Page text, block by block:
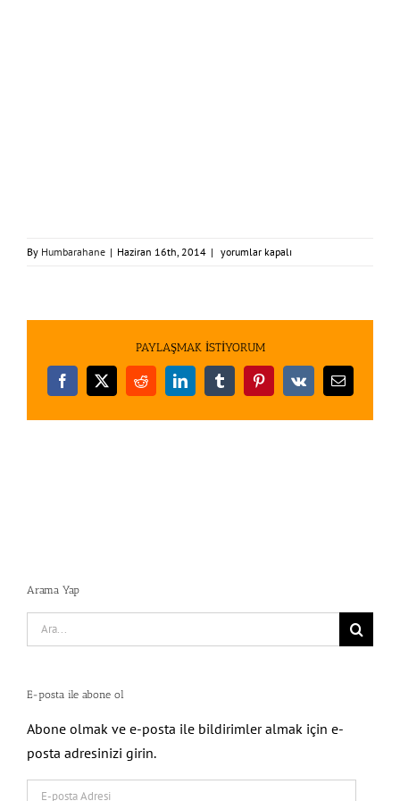
By Humbarahane | Haziran 16th, 2014 | bg6b
yorumlar kapalı
PAYLAŞMAK İSTİYORUM
Facebook
X RedditLinkedInTumblrPinterest
Vk
E-
Arama Yap
Search
for:
E-posta ile abone ol
Abone olmak ve e-posta ile bildirimler almak için e-
posta adresinizi girin.